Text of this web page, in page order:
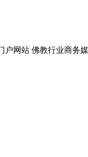
户网站 佛教行业商务